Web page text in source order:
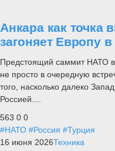
Анкара как точка
загоняет Европу
Предстоящий саммит НАТО
не просто в очередную
того, насколько далеко
Россией....
563 0 0
#НАТО #Россия #Турция
16 июня 2026Техника